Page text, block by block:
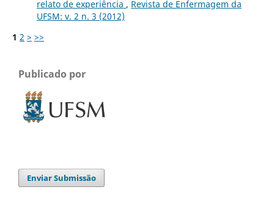
relato de experiência , Revista de Enfermagem da
UFSM: v. 2 n. 3 (2012)
1 2 > >>
Publicado por
Enviar Submissão